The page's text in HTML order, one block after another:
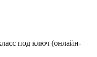
под ключ (онлайн-